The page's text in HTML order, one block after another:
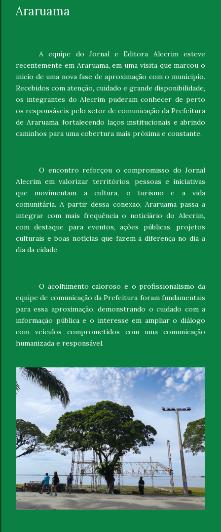
Araruama
A equipe do Jornal e Editora Alecrim esteve
recentemente em Araruama, em uma visita que marcou o
início de uma nova fase de aproximação com o município.
Recebidos com atenção, cuidado e grande disponibilidade,
os integrantes do Alecrim puderam conhecer de perto
os responsáveis pelo setor de comunicação da Prefeitura
de Araruama, fortalecendo laços institucionais e abrindo
caminhos para uma cobertura mais próxima e constante.
O encontro reforçou o compromisso do Jornal
Alecrim em valorizar territórios, pessoas e iniciativas
que movimentam a cultura, o turismo e a vida
comunitária. A partir dessa conexão, Araruama passa a
integrar com mais frequência o noticiário do Alecrim,
com destaque para eventos, ações públicas, projetos
culturais e boas notícias que fazem a diferença no dia a
dia da cidade.
O acolhimento caloroso e o profissionalismo da
equipe de comunicação da Prefeitura foram fundamentais
para essa aproximação, demonstrando o cuidado com a
informação pública e o interesse em ampliar o diálogo
com veículos comprometidos com uma comunicação
humanizada e responsável.